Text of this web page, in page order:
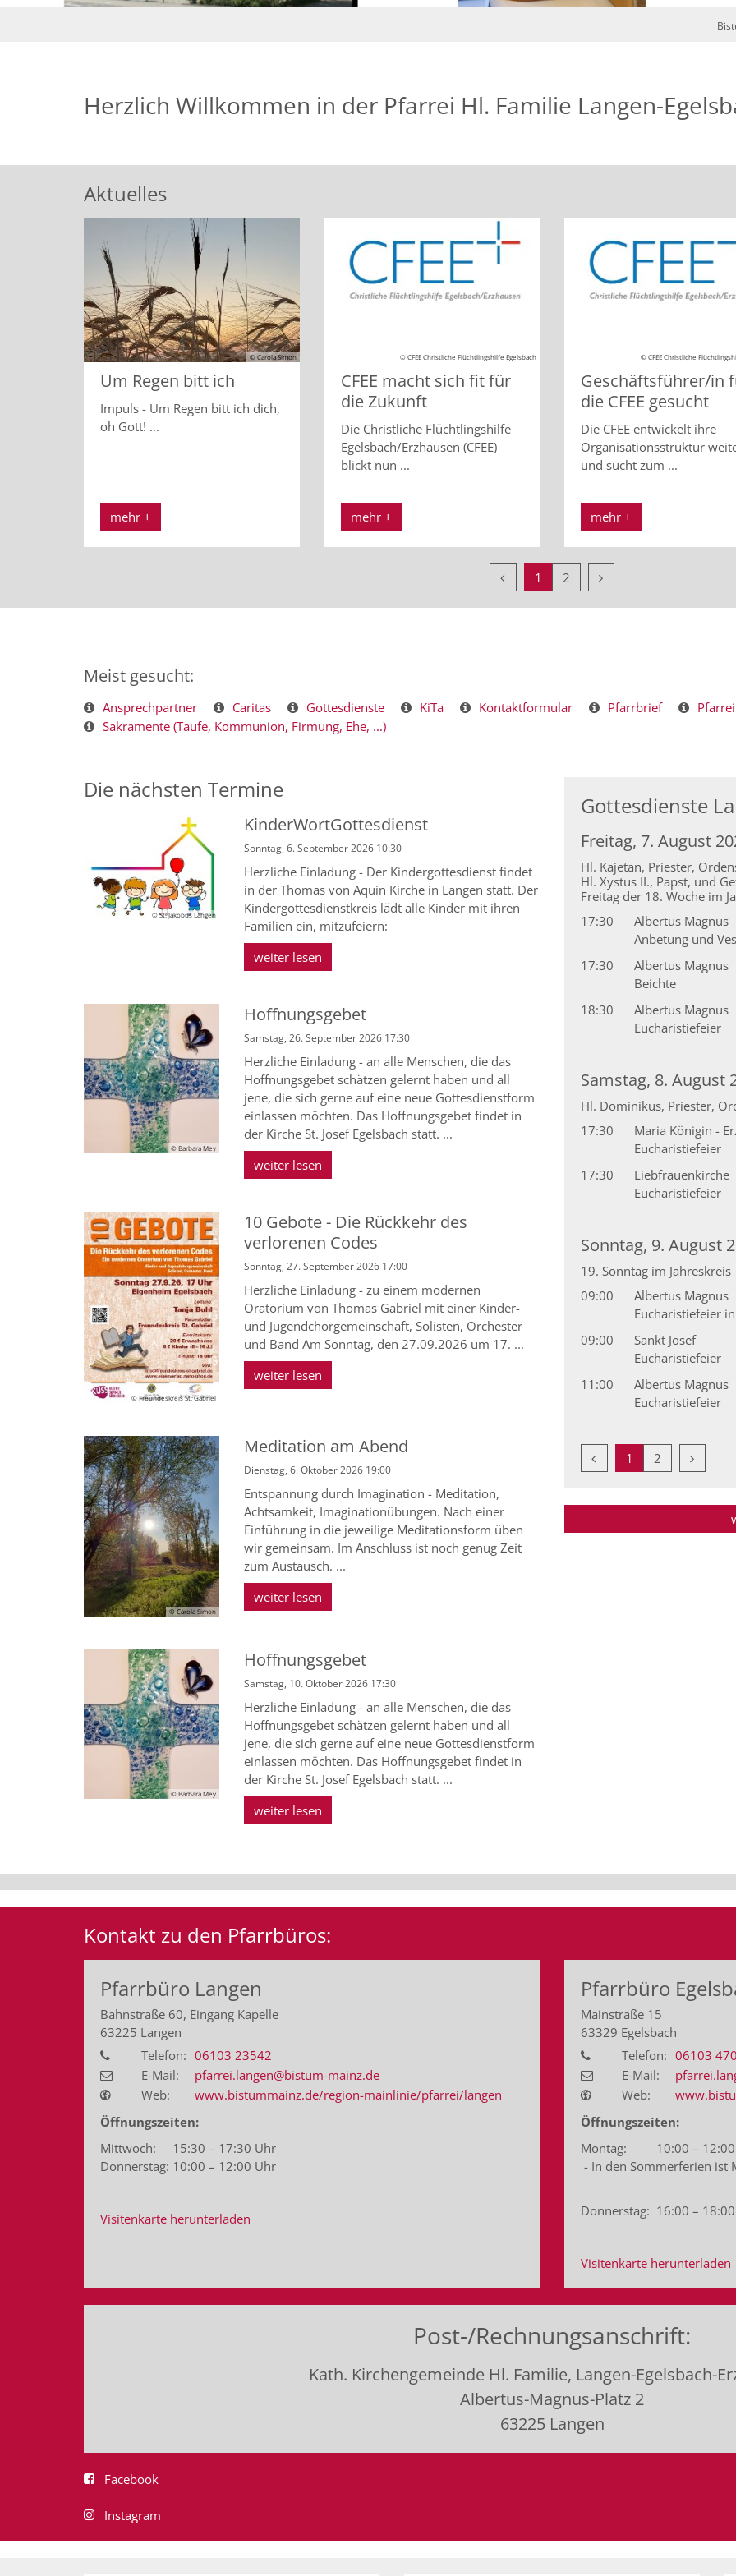
Herzlich Willkommen in der Pfarrei Hl. Familie Langen-
Aktuelles
© Carola Simon
Um Regen bitt ich
Impuls - Um Regen bitt ich dich,
oh Gott! ...
mehr +
© CFEE Christliche Flüchtlingshilfe Egelsbach
CFEE macht sich fit für
die Zukunft
Die Christliche Flüchtlingshilfe
Egelsbach/Erzhausen (CFEE)
blickt nun ...
mehr +
© CFEE Christliche
Geschäftsführer/in
die CFEE gesucht
Die CFEE entwickelt ihre
Organisationsstruktur
und sucht zum ...
mehr +
Vorherige Seite
1 2 Nächste Seite
Meist gesucht:
Ansprechpartner Caritas Gottesdienste KiTa Kontaktformular Pfarrbrief
Sakramente (Taufe, Kommunion, Firmung, Ehe, ...)
Die nächsten Termine
© St. Jakobus Langen
KinderWortGottesdienst
Sonntag, 6. September 2026 10:30
Herzliche Einladung - Der Kindergottesdienst findet
in der Thomas von Aquin Kirche in Langen statt. Der
Kindergottesdienstkreis lädt alle Kinder mit ihren
Familien ein, mitzufeiern:
weiter lesen
© Barbara Mey
Hoffnungsgebet
Samstag, 26. September 2026 17:30
Herzliche Einladung - an alle Menschen, die das
Hoffnungsgebet schätzen gelernt haben und all
jene, die sich gerne auf eine neue Gottesdienstform
einlassen möchten. Das Hoffnungsgebet findet in
der Kirche St. Josef Egelsbach statt. ...
weiter lesen
© Freundeskreis St. Gabriel
10 Gebote - Die Rückkehr des
verlorenen Codes
Sonntag, 27. September 2026 17:00
Herzliche Einladung - zu einem modernen
Oratorium von Thomas Gabriel mit einer Kinder-
und Jugendchorgemeinschaft, Solisten, Orchester
und Band Am Sonntag, den 27.09.2026 um 17. ...
weiter lesen
© Carola Simon
Meditation am Abend
Dienstag, 6. Oktober 2026 19:00
Entspannung durch Imagination - Meditation,
Achtsamkeit, Imaginationübungen. Nach einer
Einführung in die jeweilige Meditationsform üben
wir gemeinsam. Im Anschluss ist noch genug Zeit
zum Austausch. ...
weiter lesen
© Barbara Mey
Hoffnungsgebet
Samstag, 10. Oktober 2026 17:30
Herzliche Einladung - an alle Menschen, die das
Hoffnungsgebet schätzen gelernt haben und all
jene, die sich gerne auf eine neue Gottesdienstform
einlassen möchten. Das Hoffnungsgebet findet in
der Kirche St. Josef Egelsbach statt. ...
weiter lesen
Gottesdienste
Freitag, 7. August
Hl. Kajetan, Priester,
Hl. Xystus II., Papst, und
Freitag der 18. Woche im
17:30
Albertus Magnus
Anbetung und
17:30
Albertus Magnus
Beichte
18:30
Albertus Magnus
Eucharistiefeier
Samstag, 8. August
Hl. Dominikus, Priester,
17:30
Maria Königin -
Eucharistiefeier
17:30
Liebfrauenkirche
Eucharistiefeier
Sonntag, 9. August
19. Sonntag im Jahreskreis
09:00
Albertus Magnus
Eucharistiefeier
09:00
Sankt Josef
Eucharistiefeier
11:00
Albertus Magnus
Eucharistiefeier
Vorherige Seite
1 2 Nächste
Kontakt zu den Pfarrbüros:
Pfarrbüro Langen
Bahnstraße 60, Eingang Kapelle
63225 Langen
Telefon: 06103 23542
E-Mail:
pfarrei.langen@bistum-mainz.de
Web:
www.bistummainz.de/region-mainlinie/pfarrei/langen
Öffnungszeiten:
Mittwoch: 15:30 – 17:30 Uhr
Donnerstag: 10:00 – 12:00 Uhr
Visitenkarte herunterladen
Pfarrbüro
Mainstraße 15
63329 Egelsbach
Telefon: 06103
E-Mail:
Web:
Öffnungszeiten:
Montag: 10:00 – 12:00
- In den Sommerferien ist
Donnerstag: 16:00 –
Visitenkarte herunterladen
Post-/Rechnungsanschrift:
Kath. Kirchengemeinde Hl. Familie, Langen-Egelsbach-
Albertus-Magnus-Platz 2
63225 Langen
Facebook
Instagram